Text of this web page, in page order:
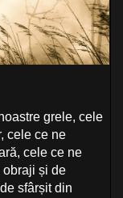
grele, cele
cele ce ne
cele ce ne
obraji și de
sfârșit din